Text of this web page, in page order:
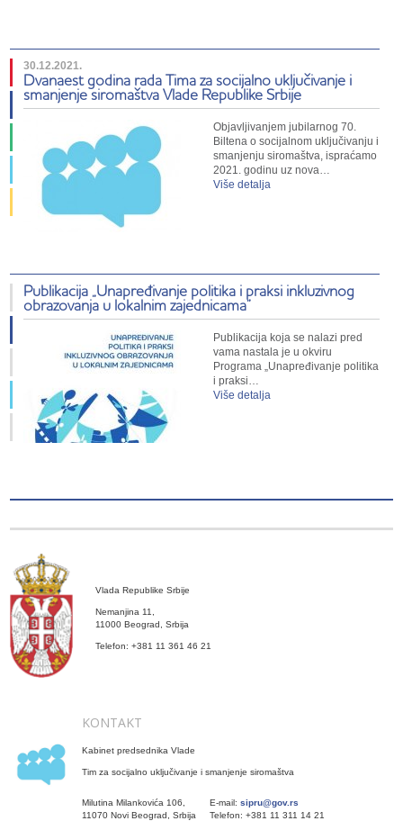
30.12.2021.
Dvanaest godina rada Tima za socijalno uključivanje i
smanjenje siromaštva Vlade Republike Srbije
Objavljivanjem jubilarnog 70.
Biltena o socijalnom uključivanju i
smanjenju siromaštva, ispraćamo
2021. godinu uz nova…
Više detalja
Publikacija „Unapređivanje politika i praksi inkluzivnog
obrazovanja u lokalnim zajednicama”
Publikacija koja se nalazi pred
vama nastala je u okviru
Programa „Unapređivanje politika
i praksi…
Više detalja
Vlada Republike Srbije
Nemanjina 11,
11000 Beograd, Srbija
Telefon: +381 11 361 46 21
KONTAKT
Kabinet predsednika Vlade
Tim za socijalno uključivanje i smanjenje siromaštva
Milutina Milankovića 106,
11070 Novi Beograd, Srbija
E-mail:sipru@gov.rs
Telefon: +381 11 311 14 21